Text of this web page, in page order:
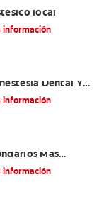
local
información
Dental Y
De Tratamiento
información
Más
De La
información